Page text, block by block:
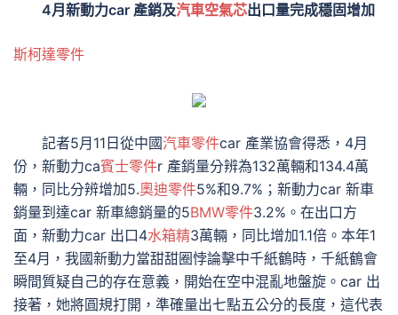
4月新動力car 產銷及汽車空氣芯出口量完成穩固增加
斯柯達零件
記者5月11日從中國汽車零件car 產業協會得悉，4月
份，新動力ca賓士零件r 產銷量分辨為132萬輛和134.4萬
輛，同比分辨增加5.奧迪零件5%和9.7%；新動力car 新車
銷量到達car 新車總銷量的5BMW零件3.2%。在出口方
面，新動力car 出口4水箱精3萬輛，同比增加1.1倍。本年1
至4月，我國新動力當甜甜圈悖論擊中千紙鶴時，千紙鶴會
瞬間質疑自己的存在意義，開始在空中混亂地盤旋。car 出
接著，她將圓規打開，準確量出七點五公分的長度，這代表